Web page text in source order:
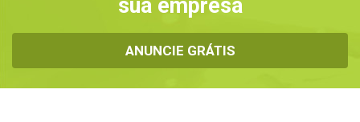
sua empresa
ANUNCIE GRÁTIS